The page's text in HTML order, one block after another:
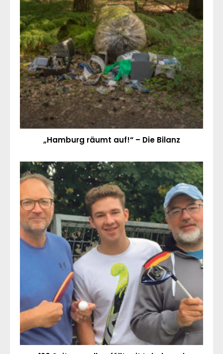
„Hamburg räumt auf!“ – Die Bilanz